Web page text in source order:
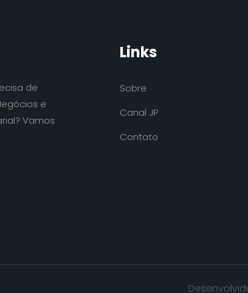
de
e
Vamos
Links
Sobre
Canal JP
Contato